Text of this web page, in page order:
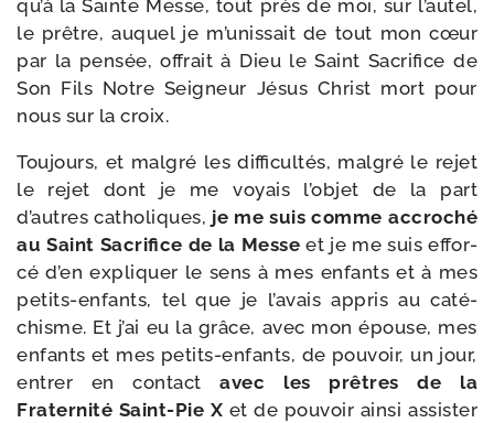
qu’à la Sainte Messe, tout près de moi, sur l’au­tel,
le prêtre, auquel je m’u­nis­sait de tout mon cœur
par la pen­sée, offrait à Dieu le Saint Sacrifice de
Son Fils Notre Seigneur Jésus Christ mort pour
nous sur la croix.
Toujours, et mal­gré les dif­fi­cul­tés, mal­gré le rejet
le rejet dont je me voyais l’ob­jet de la part
d’autres catho­liques, je me suis comme accro­ché
au Saint Sacrifice de la Messe et je me suis effor­
cé d’en expli­quer le sens à mes enfants et à mes
petits-​enfants, tel que je l’a­vais appris au caté­
chisme. Et j’ai eu la grâce, avec mon épouse, mes
enfants et mes petits-​enfants, de pou­voir, un jour,
entrer en contactavec les prêtres de la
Fraternité Saint-​Pie X et de pou­voir ain­si assis­ter